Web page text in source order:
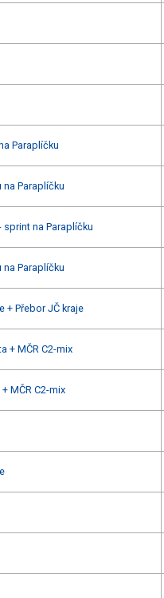
Paraplíčku
na Paraplíčku
sprint na Paraplíčku
na Paraplíčku
+ Přebor JČ kraje
+ MČR C2-mix
MČR C2-mix